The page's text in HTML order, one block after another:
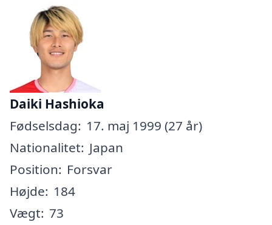
Daiki Hashioka
Fødselsdag: 17. maj 1999 (27 år)
Nationalitet: Japan
Position: Forsvar
Højde: 184
Vægt: 73